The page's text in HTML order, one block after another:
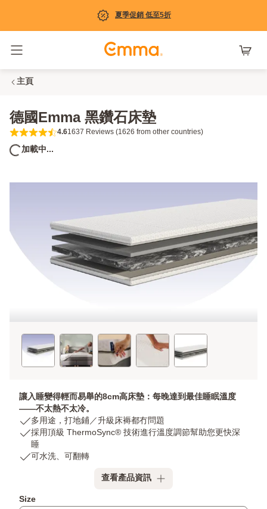
夏季促銷 低至5折
主頁
德國Emma 黑鑽石床墊
4.6 out of 5 stars 1637 Reviews (1626
4.61637 Reviews (1626 from other countries)
加載中...
讓入睡變得輕而易舉的8cm高床墊：每晚達到最佳睡眠溫度
——不太熱不太冷。
USP
1:
用
鋪
多用途，打地鋪／升級床褥都冇問題
USP
採
ThermoSync®
採用頂級 ThermoSync® 技術進行溫度調節幫助您更快深
睡
USP
洗、
可水洗、可翻轉
查看產品資訊
附
Size